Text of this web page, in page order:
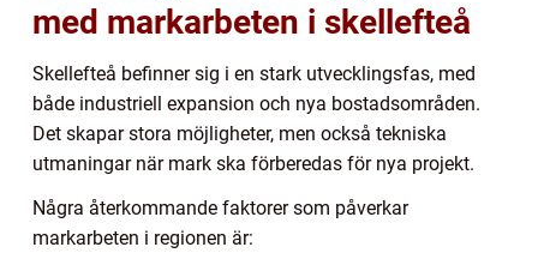
med markarbeten i skellefteå
Skellefteå befinner sig i en stark utvecklingsfas, med
både industriell expansion och nya bostadsområden.
Det skapar stora möjligheter, men också tekniska
utmaningar när mark ska förberedas för nya projekt.
Några återkommande faktorer som påverkar
markarbeten i regionen är: